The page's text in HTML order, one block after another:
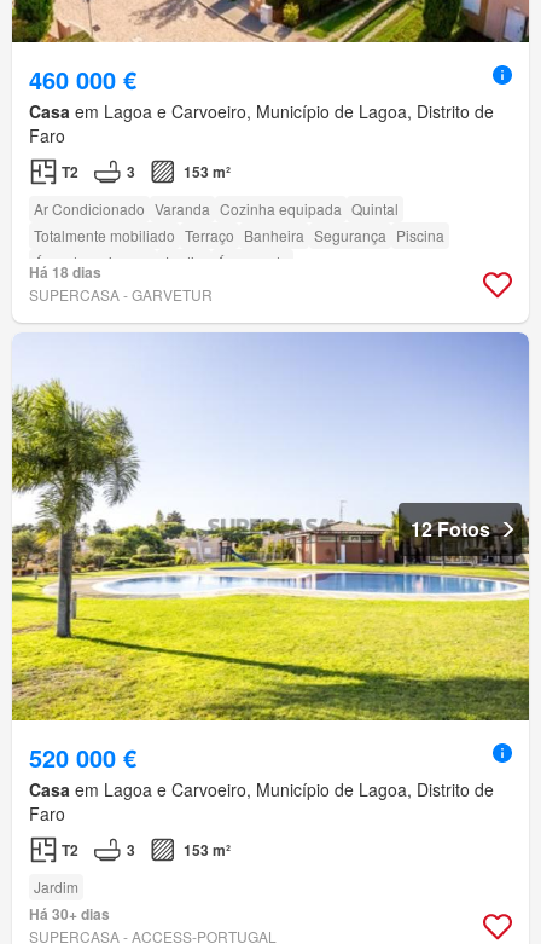
460 000 €
Casa em Lagoa e Carvoeiro, Município de Lagoa, Distrito de
Faro
T2 3 153 m²
Ar Condicionado Varanda Cozinha equipada Quintal
Totalmente mobiliado Terraço Banheira Segurança Piscina
Área das crianças
Jardim Área verde
Há 18 dias
SUPERCASA - GARVETUR
12 Fotos
520 000 €
Casa em Lagoa e Carvoeiro, Município de Lagoa, Distrito de
Faro
T2 3 153 m²
Jardim
Há 30+ dias
SUPERCASA - ACCESS-PORTUGAL